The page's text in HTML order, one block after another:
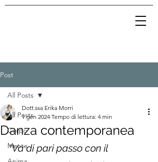
Post
All Posts
Corpo
Mente
All Posts
Danza contemporanea
Dott.ssa Erika Morri
1 gen 2024 Tempo di lettura: 4 min
"Va di pari passo con il